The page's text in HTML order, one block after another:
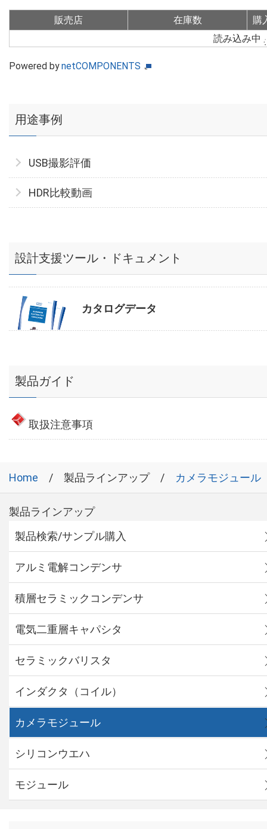
販売店 在庫数
購
読み込み中
Powered bynetCOMPONENTS
用途事例
USB撮影評価
HDR比較動画
設計支援ツール・ドキュメント
カタログデータ
製品ガイド
取扱注意事項
Home 製品ラインアップ カメラモジュール
製品ラインアップ
製品検索/サンプル購入
アルミ電解コンデンサ
積層セラミックコンデンサ
電気二重層キャパシタ
セラミックバリスタ
インダクタ（コイル）
カメラモジュール
シリコンウエハ
モジュール